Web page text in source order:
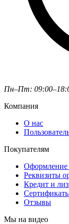
Пн–Пт:
Компания
О нас
Покупателям
Оформление
Реквизиты
Кредит и
Отзывы
Мы на видео